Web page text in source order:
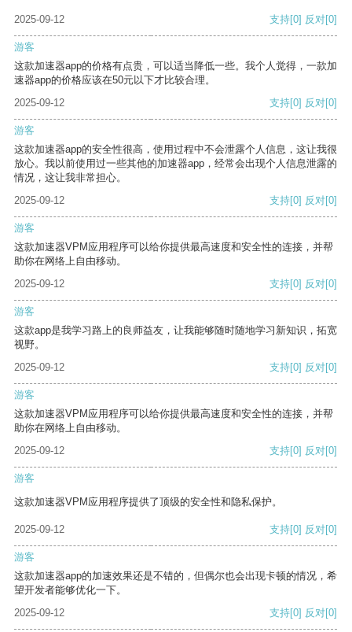
2025-09-12 支持[0] 反对[0]
游客
这款加速器app的价格有点贵，可以适当降低一些。我个人觉得，一款加
速器app的价格应该在50元以下才比较合理。
2025-09-12
支持[0] 反对[0]
游客
这款加速器app的安全性很高，使用过程中不会泄露个人信息，这让我很
放心。我以前使用过一些其他的加速器app，经常会出现个人信息泄露的
情况，这让我非常担心。
2025-09-12
支持[0] 反对[0]
游客
这款加速器VPM应用程序可以给你提供最高速度和安全性的连接，并帮
助你在网络上自由移动。
2025-09-12
支持[0] 反对[0]
游客
这款app是我学习路上的良师益友，让我能够随时随地学习新知识，拓宽
视野。
2025-09-12
支持[0] 反对[0]
游客
这款加速器VPM应用程序可以给你提供最高速度和安全性的连接，并帮
助你在网络上自由移动。
2025-09-12
支持[0] 反对[0]
游客
这款加速器VPM应用程序提供了顶级的安全性和隐私保护。
2025-09-12 支持[0] 反对[0]
游客
这款加速器app的加速效果还是不错的，但偶尔也会出现卡顿的情况，希
望开发者能够优化一下。
2025-09-12
支持[0] 反对[0]